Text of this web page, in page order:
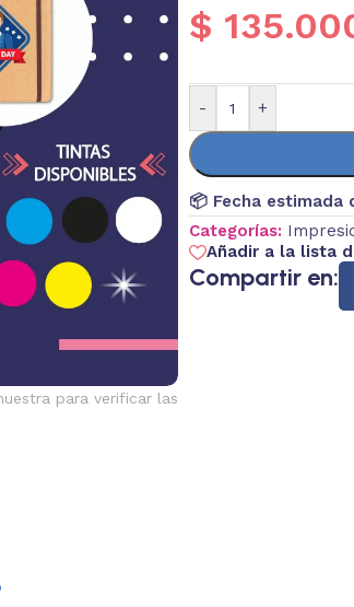
para verificar las
$
-
+
📦 Fecha estimada
Categorías:
Añadir a la lista
Compartir en: